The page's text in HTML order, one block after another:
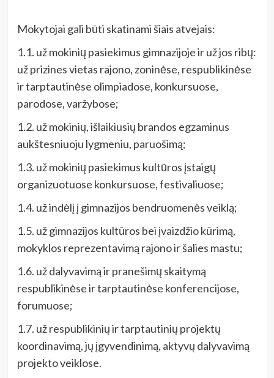
Mokytojai gali būti skatinami šiais atvejais:
1.1. už mokinių pasiekimus gimnazijoje ir už jos ribų:
už prizines vietas rajono, zoninėse, respublikinėse
ir tarptautinėse olimpiadose, konkursuose,
parodose, varžybose;
1.2. už mokinių, išlaikiusių brandos egzaminus
aukštesniuoju lygmeniu, paruošimą;
1.3. už mokinių pasiekimus kultūros įstaigų
organizuotuose konkursuose, festivaliuose;
1.4. už indėlį į gimnazijos bendruomenės veiklą;
1.5. už gimnazijos kultūros bei įvaizdžio kūrimą,
mokyklos reprezentavimą rajono ir šalies mastu;
1.6. už dalyvavimą ir pranešimų skaitymą
respublikinėse ir tarptautinėse konferencijose,
forumuose;
1.7. už respublikinių ir tarptautinių projektų
koordinavimą, jų įgyvendinimą, aktyvų dalyvavimą
projekto veiklose.